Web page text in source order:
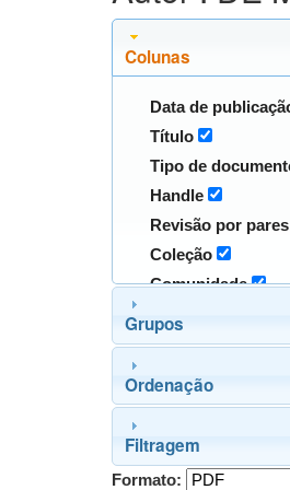
Colunas
Data de
Título
Tipo de
Handle
Revisão por pares
Coleção
Comunidade
Grupos
Ordenação
Filtragem
Formato: